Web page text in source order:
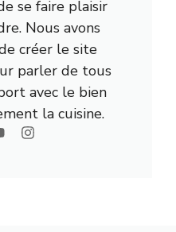
se faire plaisir
Nous avons
créer le site
parler de tous
avec le bien
la cuisine.